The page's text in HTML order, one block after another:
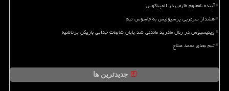
آینده نامعلوم طارمی در المپیاکوس
هشدار سرمربی پرسپولیس به جاسوس تیم
وینیسیوس در رئال مادرید ماندنی شد پایان شایعات جدایی بازیکن پرحاشیه
تیم بعدی محمد صلاح
جدیدترین ها